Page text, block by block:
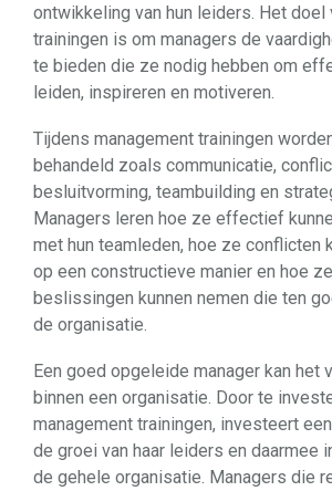
ontwikkeling van hun leiders. Het doel
trainingen is om managers de
te bieden die ze nodig hebben om
leiden, inspireren en motiveren.
Tijdens management trainingen
behandeld zoals communicatie,
besluitvorming, teambuilding en
Managers leren hoe ze effectief
met hun teamleden, hoe ze conflicten
op een constructieve manier en hoe
beslissingen kunnen nemen die ten
de organisatie.
Een goed opgeleide manager kan het
binnen een organisatie. Door te
management trainingen, investeert
de groei van haar leiders en daarmee
de gehele organisatie. Managers die